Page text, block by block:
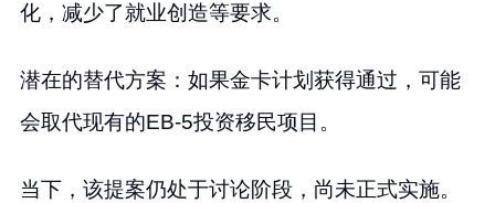
化，减少了就业创造等要求。
潜在的替代方案：如果金卡计划获得通过，可能
会取代现有的EB-5投资移民项目。
当下，该提案仍处于讨论阶段，尚未正式实施。